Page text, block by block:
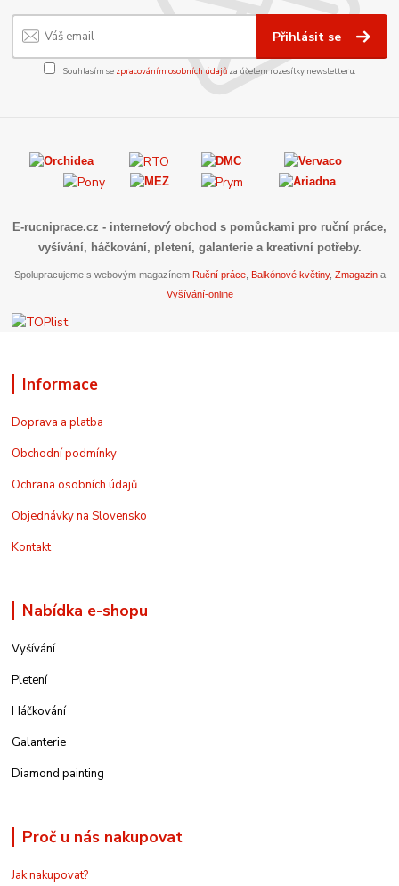
Přihlásit se
Souhlasím se zpracováním osobních údajůza účelem rozesílky newsletteru.
E-rucniprace.cz - internetový obchod s pomůckami pro ruční práce,
vyšívání, háčkování, pletení, galanterie a kreativní potřeby.
Spolupracujeme s webovým magazínem Ruční práce, Balkónové květiny, Zmagazina
Vyšívání-online
Informace
Doprava a platba
Obchodní podmínky
Ochrana osobních údajů
Objednávky na Slovensko
Kontakt
Nabídka e-shopu
Vyšívání
Pletení
Háčkování
Galanterie
Diamond painting
Proč u nás nakupovat
Jak nakupovat?